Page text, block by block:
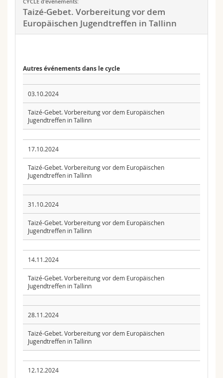
Taizé-Gebet. Vorbereitung vor dem
Europäischen Jugendtreffen in Tallinn
Autres événements dans le cycle
03.10.2024
Taizé-Gebet. Vorbereitung vor dem Europäischen
Jugendtreffen in Tallinn
17.10.2024
Taizé-Gebet. Vorbereitung vor dem Europäischen
Jugendtreffen in Tallinn
31.10.2024
Taizé-Gebet. Vorbereitung vor dem Europäischen
Jugendtreffen in Tallinn
14.11.2024
Taizé-Gebet. Vorbereitung vor dem Europäischen
Jugendtreffen in Tallinn
28.11.2024
Taizé-Gebet. Vorbereitung vor dem Europäischen
Jugendtreffen in Tallinn
12.12.2024